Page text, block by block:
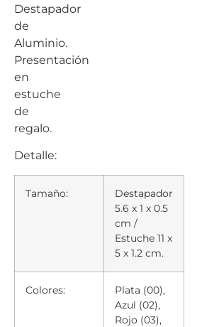
Destapador
de
Aluminio.
Presentación
en
estuche
de
regalo.
Detalle:
Tamaño:
Destapador
5.6 x 1 x 0.5
cm /
Estuche 11 x
5 x 1.2 cm.
Colores:
Plata (00),
Azul (02),
Rojo (03),